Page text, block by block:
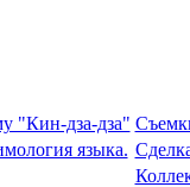
"Кин-дза-дза"
языка.